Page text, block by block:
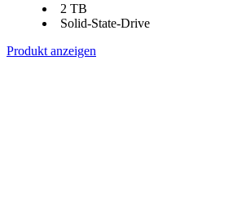
2 TB
Solid-State-Drive
Produkt anzeigen